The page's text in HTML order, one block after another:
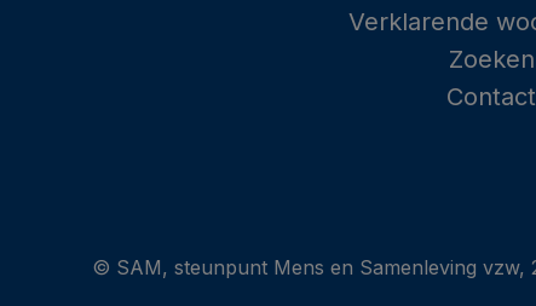
Verklarende
Zoeken
Contact
© SAM, steunpunt Mens en Samenleving vzw,